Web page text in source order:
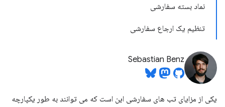
نماد بسته سفارشی
تنظیم یک ارجاع سفارشی
Sebastian Benz
یکی از مزایای تب های سفارشی این است که می توانند به طور یکپارچه